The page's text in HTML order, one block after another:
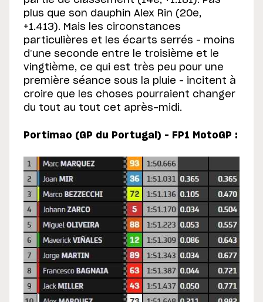
plus que son dauphin Alex Rin (20e,
+1.413). Mais les circonstances
particulières et les écarts serrés – moins
d’une seconde entre le troisième et le
vingtième, ce qui est très peu pour une
première séance sous la pluie – incitent à
croire que les choses pourraient changer
du tout au tout cet après-midi.
Portimao (GP du Portugal) – FP1 MotoGP :